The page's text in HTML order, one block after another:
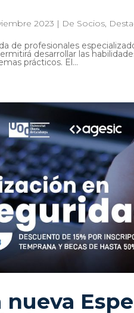
2023 | De Socios,
de profesionales
desarrollar las
prácticos. El...
nueva